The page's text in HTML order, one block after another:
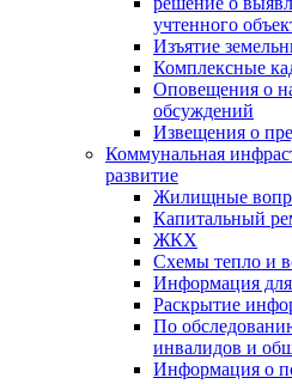
учтенного
Изъятие
Комплексные
Оповещения о
обсуждений
Извещения о
Коммунальная
развитие
Жилищные
Капитальный
ЖКХ
Схемы тепло и
Информация для
Раскрытие
По
инвалидов и
Информация о